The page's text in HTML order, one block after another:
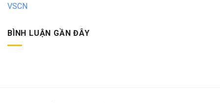
VSCN
BÌNH LUẬN GẦN ĐÂY